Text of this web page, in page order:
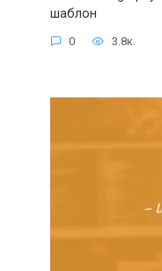
шаблон
0 3.8к.